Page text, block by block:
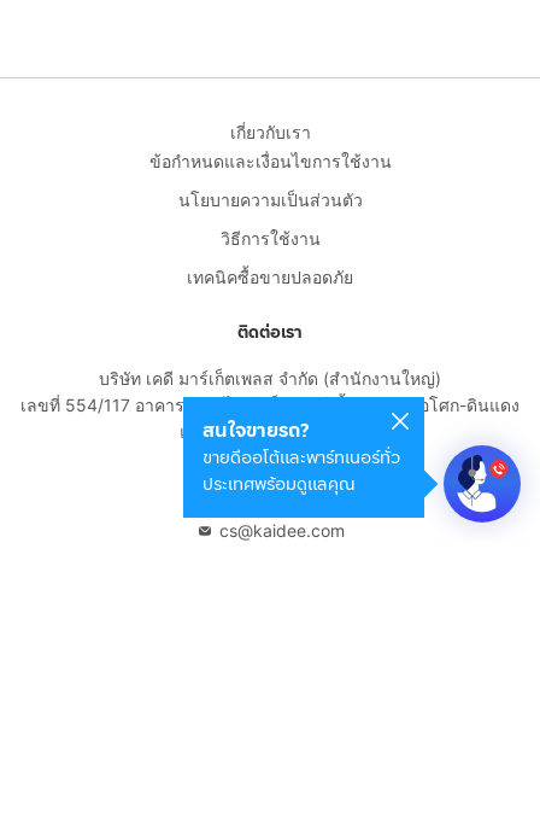
สนใจขายรถ?
ขายดีออโต้และพาร์ทเนอร์ทั่ว
ประเทศพร้อมดูแลคุณ
เกี่ยวกับเรา
ข้อกำหนดและเงื่อนไขการใช้งาน
นโยบายความเป็นส่วนตัว
วิธีการใช้งาน
เทคนิคซื้อขายปลอดภัย
ติดต่อเรา
บริษัท เคดี มาร์เก็ตเพลส จำกัด (สำนักงานใหญ่)
เลขที่ 554/117 อาคารสกายไนน์ เซ็นเตอร์ ชั้น 22 ถนนอโศก-ดินแดง
แขวงดินแดง เขตดินแดง
กรุงเทพมหานคร 10400
cs@kaidee.com